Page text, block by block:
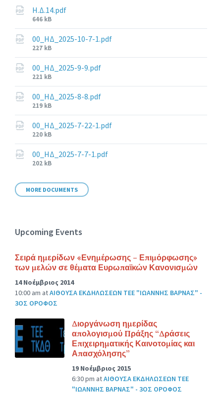
Η.Δ.14.pdf
File
size:
646 kB
00_ΗΔ_2025-10-7-1.pdf
File
size:
227 kB
00_ΗΔ_2025-9-9.pdf
File
size:
221 kB
00_ΗΔ_2025-8-8.pdf
File
size:
219 kB
00_ΗΔ_2025-7-22-1.pdf
File
size:
220 kB
00_ΗΔ_2025-7-7-1.pdf
File
202 kB
MORE DOCUMENTS
Upcoming Events
Σειρά ημερίδων «Ενημέρωσης – Επιμόρφωσης»
των μελών σε θέματα Ευρωπαϊκών Κανονισμών
14 Νοέμβριος 2014
10:00 am atΑΙΘΟΥΣΑ ΕΚΔΗΛΩΣΕΩΝ ΤΕΕ "ΙΩΑΝΝΗΣ ΒΑΡΝΑΣ" -
3ΟΣ ΟΡΟΦΟΣ
Διοργάνωση ημερίδας
απολογισμού Πράξης “Δράσεις
Επιχειρηματικής Καινοτομίας και
Απασχόλησης”
19 Νοέμβριος 2015
6:30 pm atΑΙΘΟΥΣΑ ΕΚΔΗΛΩΣΕΩΝ ΤΕΕ
"ΙΩΑΝΝΗΣ ΒΑΡΝΑΣ" - 3ΟΣ ΟΡΟΦΟΣ